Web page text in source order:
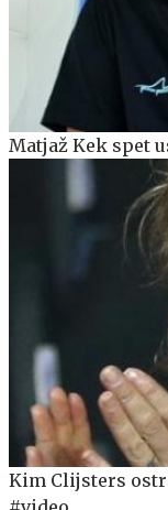
Matjaž Kek spet
Kim Clijsters